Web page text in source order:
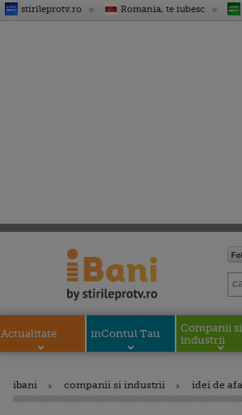
stirileprotv.ro Romania, te iubesc
Actualitate inContul Tau
Companii si
industrii
ibani companii si industrii idei de